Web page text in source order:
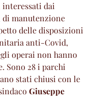
dai
manutenzione
delle disposizioni
anti-Covid,
operai non hanno
Sono 28 i parchi
stati chiusi con le
Giuseppe